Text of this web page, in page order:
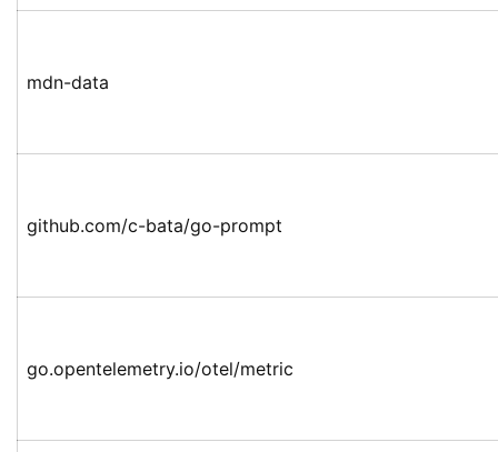
mdn-data
github.com/c-bata/go-prompt
go.opentelemetry.io/otel/metric